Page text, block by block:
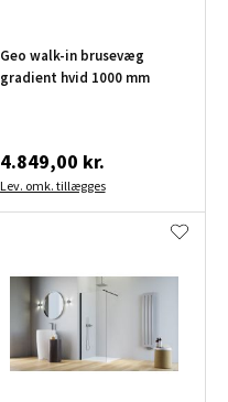
Geo walk-in brusevæg
gradient hvid 1000 mm
4.849,00 kr.
Lev. omk. tillægges